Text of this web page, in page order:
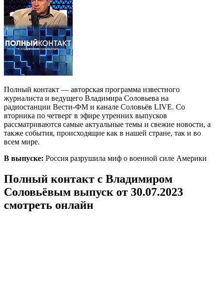
Полный контакт — авторская программа известного
журналиста и ведущего Владимира Соловьева на
радиостанции Вести-ФМ и канале Соловьёв LIVE. Со
вторника по четверг в эфире утренних выпусков
рассматриваются самые актуальные темы и свежие новости, а
также события, происходящие как в нашей стране, так и во
всем мире.
В выпуске: Россия разрушила миф о военной силе Америки
Полный контакт с Владимиром
Соловьёвым выпуск от 30.07.2023
смотреть онлайн